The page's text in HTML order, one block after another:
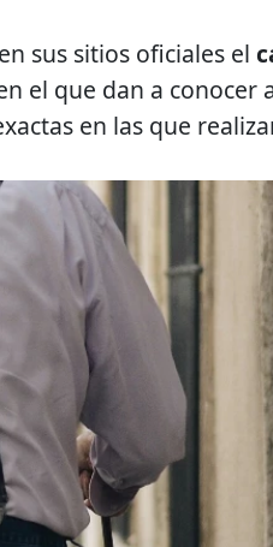
sus sitios oficiales el
el que dan a conocer
en las que